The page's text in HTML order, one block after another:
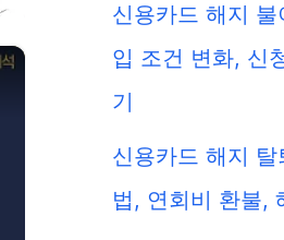
×
신용카드 해지
입 조건 변화, 신
기
신용카드 해지
법, 연회비 환불,